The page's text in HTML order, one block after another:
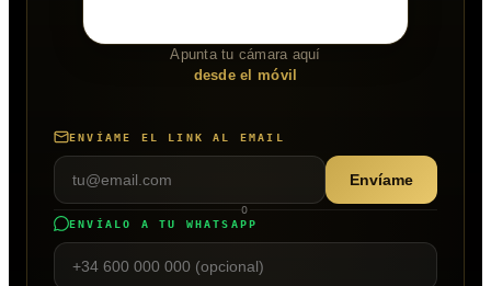
Apunta tu cámara aquí
desde el móvil
ENVÍAME EL LINK AL EMAIL
Envíame
O
ENVÍALO A TU WHATSAPP